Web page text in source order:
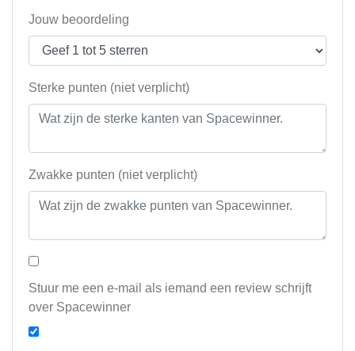
Jouw beoordeling
Sterke punten (niet verplicht)
Zwakke punten (niet verplicht)
Stuur me een e-mail als iemand een review schrijft
over Spacewinner